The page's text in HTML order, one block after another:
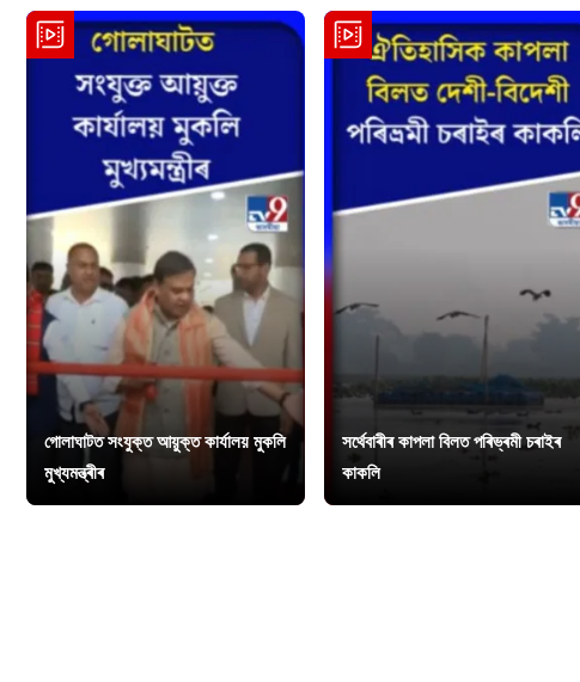
গোলাঘাটত সংযুক্ত আয়ুক্ত কাৰ্যালয় মুকলি
মুখ্যমন্ত্ৰীৰ
সৰ্থেবাৰীৰ কাপলা বিলত পৰিভ্ৰমী চৰাইৰ
কাকলি